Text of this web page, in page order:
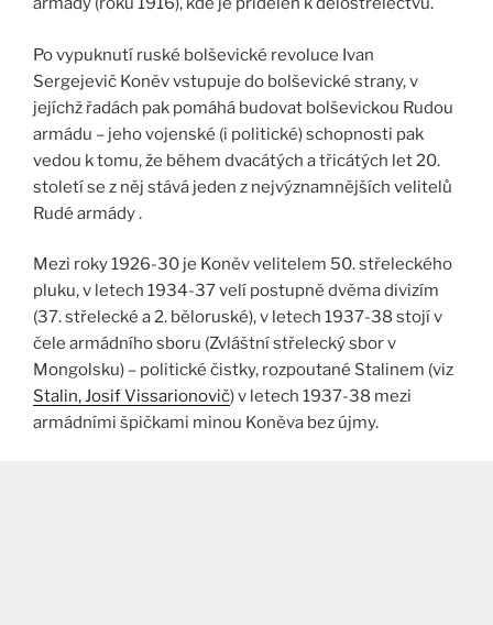
Po vypuknutí ruské bolševické revoluce Ivan
Sergejevič Koněv vstupuje do bolševické strany, v
jejíchž řadách pak pomáhá budovat bolševickou Rudou
armádu – jeho vojenské (i politické) schopnosti pak
vedou k tomu, že během dvacátých a třicátých let 20.
století se z něj stává jeden z nejvýznamnějších velitelů
Rudé armády .
Mezi roky 1926-30 je Koněv velitelem 50. střeleckého
pluku, v letech 1934-37 velí postupně dvěma divizím
(37. střelecké a 2. běloruské), v letech 1937-38 stojí v
čele armádního sboru (Zvláštní střelecký sbor v
Mongolsku) – politické čistky, rozpoutané Stalinem (viz
Stalin, Josif Vissarionovič) v letech 1937-38 mezi
armádními špičkami minou Koněva bez újmy.